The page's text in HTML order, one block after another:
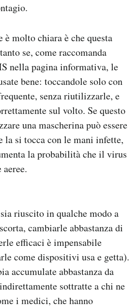
è molto chiara è che questa
se, come raccomanda
nella pagina informativa, le
bene: toccandole solo con
senza riutilizzarle, e
sul volto. Se questo
una mascherina può essere
la si tocca con le mani infette,
la probabilità che il virus
riuscito in qualche modo a
cambiarle abbastanza di
efficaci è impensabile
come dispositivi usa e getta).
accumulate abbastanza da
sottratte a chi ne
i medici, che hanno